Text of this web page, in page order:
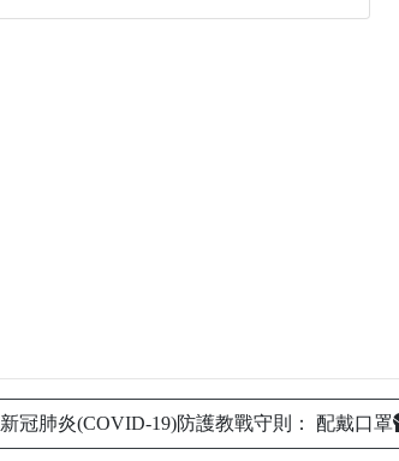
新冠肺炎(COVID-19)防護教戰守則： 配戴口罩